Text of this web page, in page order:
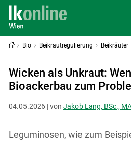
Bio Beikrautregulierung Beikräuter
Wicken als Unkraut:
Bioackerbau zum
04.05.2026 | von Jakob Lang, BSc.,
Leguminosen, wie zum